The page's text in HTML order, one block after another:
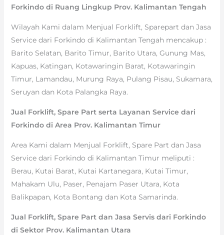
Forkindo di Ruang Lingkup Prov. Kalimantan Tengah
Wilayah Kami dalam Menjual Forklift, Sparepart dan Jasa
Service dari Forkindo di Kalimantan Tengah mencakup :
Barito Selatan, Barito Timur, Barito Utara, Gunung Mas,
Kapuas, Katingan, Kotawaringin Barat, Kotawaringin
Timur, Lamandau, Murung Raya, Pulang Pisau, Sukamara,
Seruyan dan Kota Palangka Raya.
Jual Forklift, Spare Part serta Layanan Service dari
Forkindo di Area Prov. Kalimantan Timur
Area Kami dalam Menjual Forklift, Spare Part dan Jasa
Service dari Forkindo di Kalimantan Timur meliputi :
Berau, Kutai Barat, Kutai Kartanegara, Kutai Timur,
Mahakam Ulu, Paser, Penajam Paser Utara, Kota
Balikpapan, Kota Bontang dan Kota Samarinda.
Jual Forklift, Spare Part dan Jasa Servis dari Forkindo
di Sektor Prov. Kalimantan Utara